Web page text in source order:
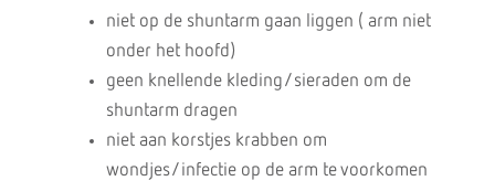
niet op de shuntarm gaan liggen ( arm niet
onder het hoofd)
geen knellende kleding/sieraden om de
shuntarm dragen
niet aan korstjes krabben om
wondjes/infectie op de arm te voorkomen